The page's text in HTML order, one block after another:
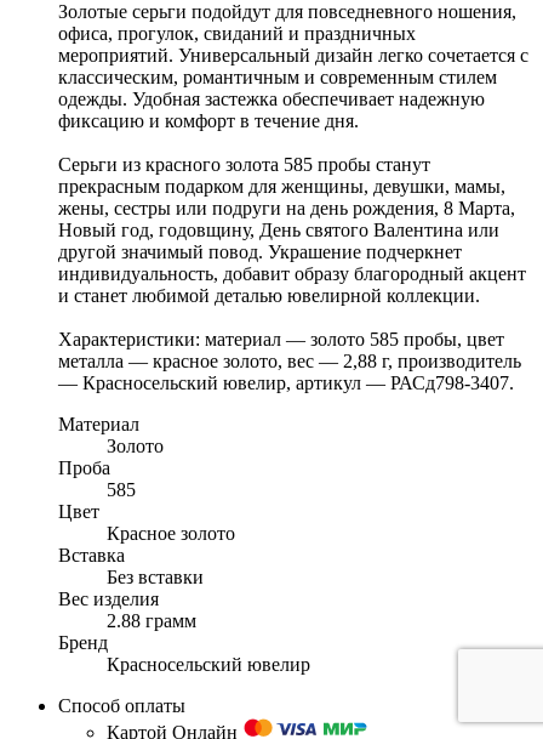
Золотые серьги подойдут для повседневного ношения,
офиса, прогулок, свиданий и праздничных
мероприятий. Универсальный дизайн легко сочетается с
классическим, романтичным и современным стилем
одежды. Удобная застежка обеспечивает надежную
фиксацию и комфорт в течение дня.
Серьги из красного золота 585 пробы станут
прекрасным подарком для женщины, девушки, мамы,
жены, сестры или подруги на день рождения, 8 Марта,
Новый год, годовщину, День святого Валентина или
другой значимый повод. Украшение подчеркнет
индивидуальность, добавит образу благородный акцент
и станет любимой деталью ювелирной коллекции.
Характеристики: материал — золото 585 пробы, цвет
металла — красное золото, вес — 2,88 г, производитель
— Красносельский ювелир, артикул — РАСд798-3407.
Материал
Золото
Проба
585
Цвет
Красное золото
Вставка
Без вставки
Вес изделия
2.88 грамм
Бренд
Красносельский ювелир
Способ оплаты
Картой Онлайн